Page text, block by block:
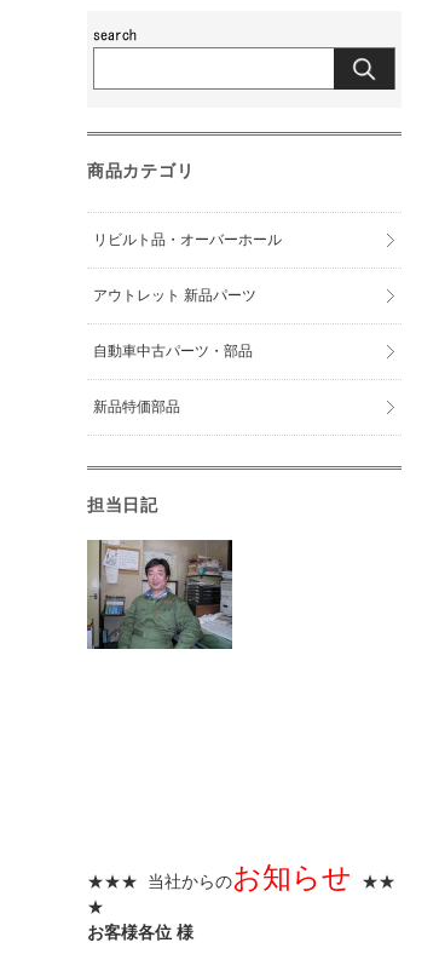
商品カテゴリ
リビルト品・オーバーホール
アウトレット 新品パーツ
自動車中古パーツ・部品
新品特価部品
担当日記
★★★ 当社からのお知らせ
★★
★
お客様各位 様